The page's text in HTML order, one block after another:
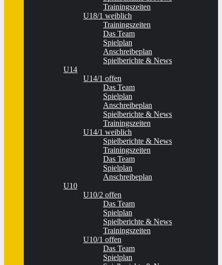
Trainingszeiten
U18/1 weiblich
Trainingszeiten
Das Team
Spielplan
Anschreibeplan
Spielberichte & News
U14
U14/1 offen
Das Team
Spielplan
Anschreibeplan
Spielberichte & News
Trainingszeiten
U14/1 weiblich
Spielberichte & News
Trainingszeiten
Das Team
Spielplan
Anschreibeplan
U10
U10/2 offen
Das Team
Spielplan
Spielberichte & News
Trainingszeiten
U10/1 offen
Das Team
Spielplan